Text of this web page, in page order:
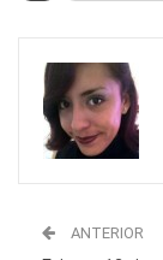
ANTERIOR